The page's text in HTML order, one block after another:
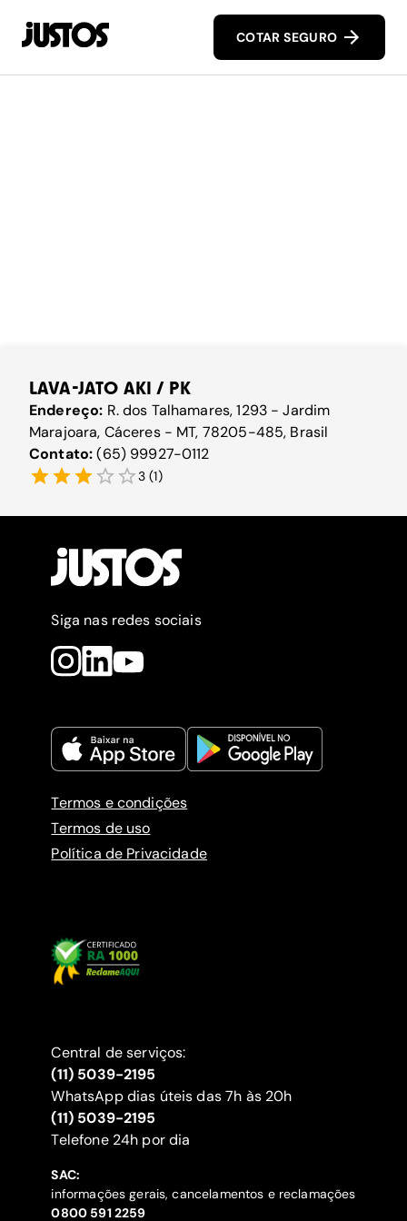
COTAR SEGURO
LAVA-JATO AKI / PK
Endereço: R. dos Talhamares, 1293 - Jardim
Marajoara, Cáceres - MT, 78205-485, Brasil
Contato:(65) 99927-0112
3 (1)
Siga nas redes sociais
Termos e condições
Termos de uso
Política de Privacidade
Central de serviços:
(11) 5039-2195
WhatsApp dias úteis das 7h às 20h
(11) 5039-2195
‍Telefone 24h por dia
SAC:
informações gerais, cancelamentos e reclamações
‍0800 591 2259